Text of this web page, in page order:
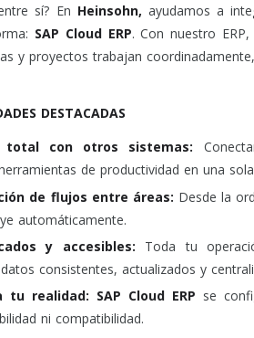
sí? En Heinsohn, ayudamos a
SAP Cloud ERP. Con nuestro
y proyectos trabajan
DESTACADAS
total con otros sistemas:
de productividad en una
de flujos entre áreas: Desde la
automáticamente.
y accesibles: Toda tu
consistentes, actualizados y
tu realidad: SAP Cloud ERP se
ni compatibilidad.